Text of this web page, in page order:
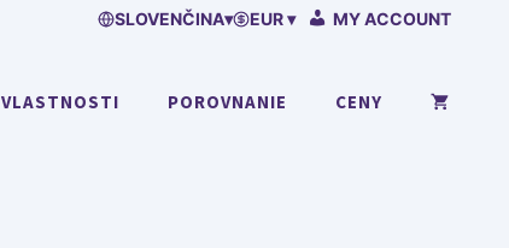
SLOVENČINA▾ EUR ▾ MY ACCOUNT
VLASTNOSTI POROVNANIE CENY